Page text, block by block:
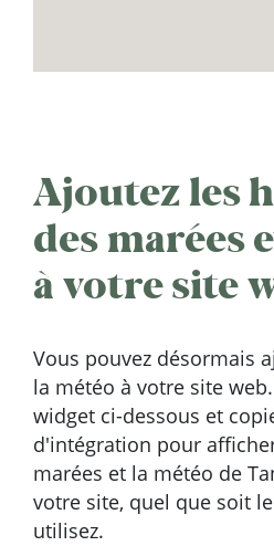
Ajoutez les
des marées
à votre site
Vous pouvez désormais
la météo à votre site
widget ci-dessous et
d'intégration pour
marées et la météo de
votre site, quel que soit
utilisez.